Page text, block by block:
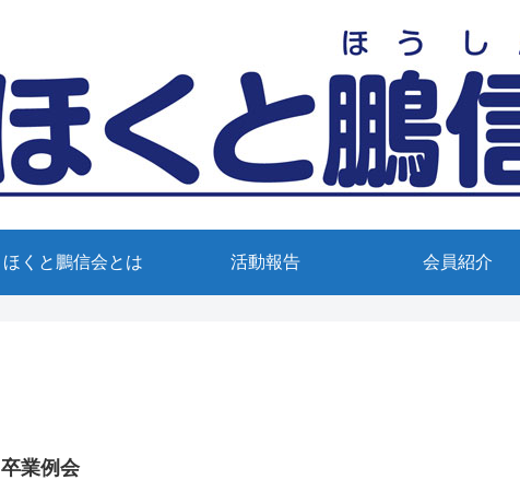
ほくと鵬信会とは 活動報告 会員紹介
卒業例会